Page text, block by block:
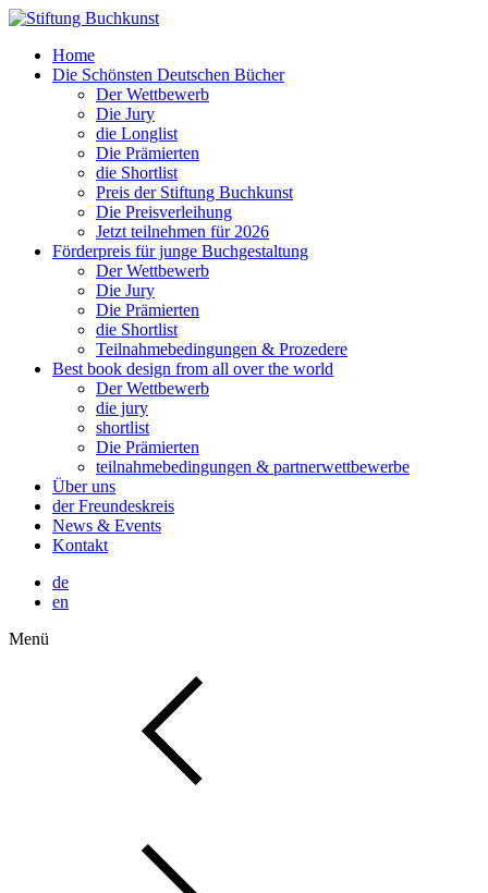
Home
Die Schönsten Deutschen Bücher
Der Wettbewerb
Die Jury
die Longlist
Die Prämierten
die Shortlist
Preis der Stiftung Buchkunst
Die Preisverleihung
Jetzt teilnehmen für 2026
Förderpreis für junge Buchgestaltung
Der Wettbewerb
Die Jury
Die Prämierten
die Shortlist
Teilnahmebedingungen & Prozedere
Best book design from all over the world
Der Wettbewerb
die jury
shortlist
Die Prämierten
teilnahmebedingungen & partnerwettbewerbe
Über uns
der Freundeskreis
News & Events
Kontakt
de
en
Menü